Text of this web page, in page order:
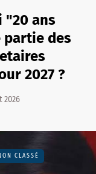
"20 ans
partie des
2027 ?
2026
CLASSÉ